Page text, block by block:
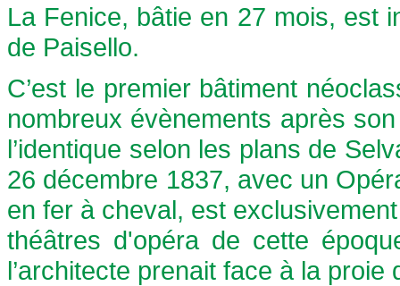
La Fenice, bâtie en 27 mois, est
de Paisello.
C’est le premier bâtiment
nombreux évènements après
l’identique selon les plans de
26 décembre 1837, avec un
en fer à cheval, est
théâtres d'opéra de cette
l’architecte prenait face à la proie